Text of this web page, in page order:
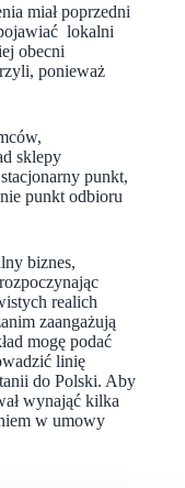
miał poprzedni
lokalni
obecni
ponieważ
sklepy
punkt,
punkt odbioru
biznes,
realich
zaangażują
mogę podać
linię
do Polski. Aby
wynająć kilka
w umowy